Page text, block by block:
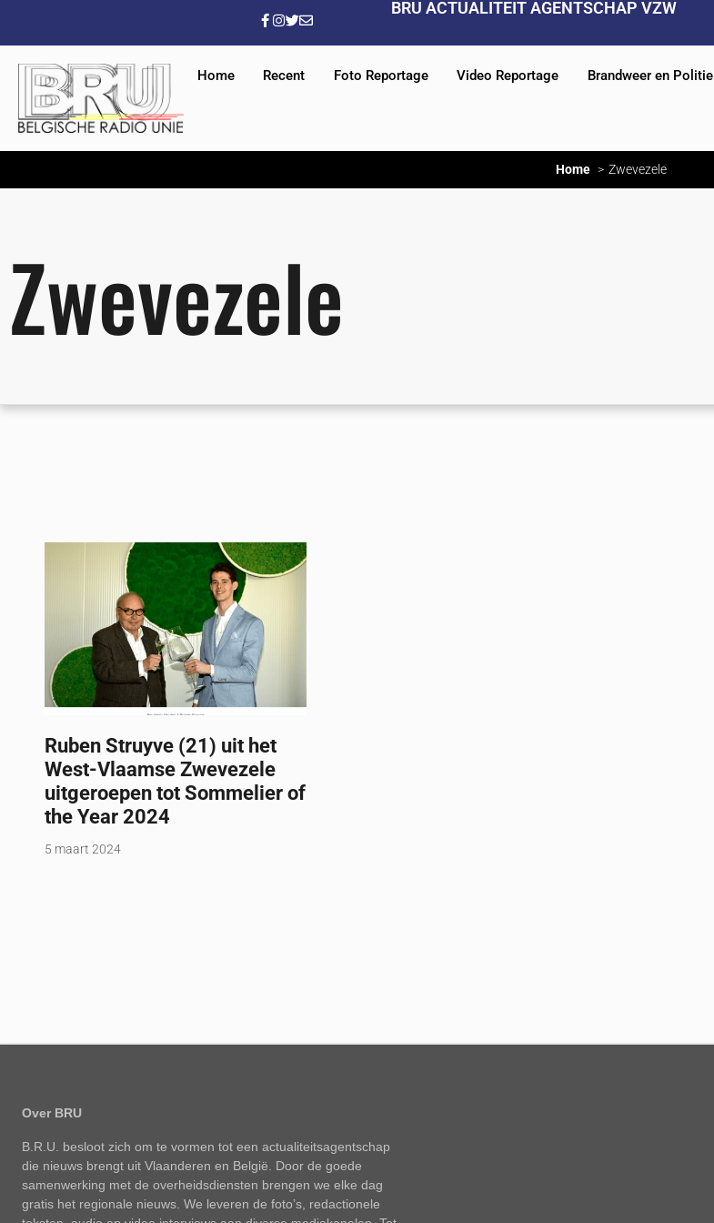
BRU ACTUALITEIT AGENTSCHAP VZW
Home Recent Foto Reportage Video Reportage Brandweer en Politie
Home Zwevezele
Zwevezele
Ruben Struyve (21) uit het
West-Vlaamse Zwevezele
uitgeroepen tot Sommelier of
the Year 2024
5 maart 2024
Over BRU
B.R.U. besloot zich om te vormen tot een actualiteitsagentschap
die nieuws brengt uit Vlaanderen en België. Door de goede
samenwerking met de overheidsdiensten brengen we elke dag
gratis het regionale nieuws. We leveren de foto’s, redactionele